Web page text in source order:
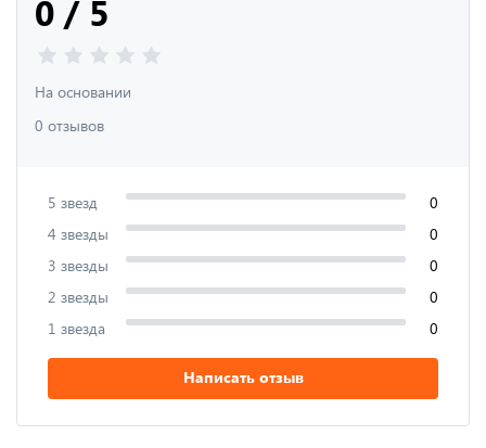
0 / 5
На основании
0 отзывов
5 звезд
0
4 звезды
0
3 звезды
0
2 звезды
0
1 звезда
0
Написать отзыв